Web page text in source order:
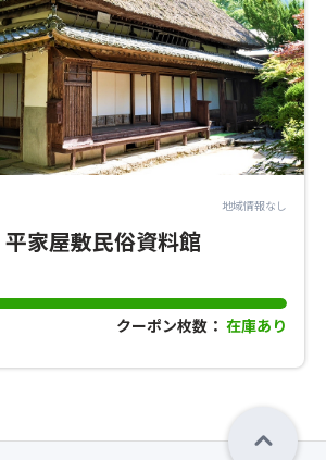
地域情報なし
平家屋敷民俗資料館
クーポン枚数： 在庫あり